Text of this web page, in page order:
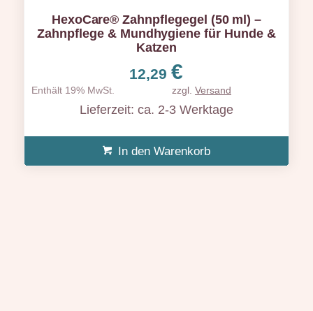
HexoCare® Zahnpflegegel (50 ml) –
Zahnpflege & Mundhygiene für Hunde &
Katzen
12,29€
Enthält 19% MwSt. zzgl. Versand
Lieferzeit: ca. 2-3 Werktage
In den Warenkorb